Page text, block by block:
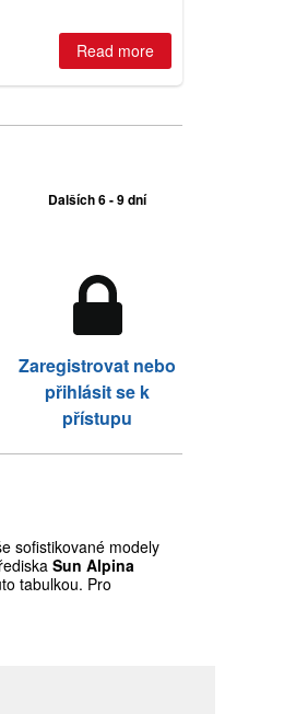
best odds?
Read more
Dalších 6 - 9 dní
Zaregistrovat nebo
přihlásit se k
přístupu
sofistikované modely
Sun Alpina
tabulkou. Pro